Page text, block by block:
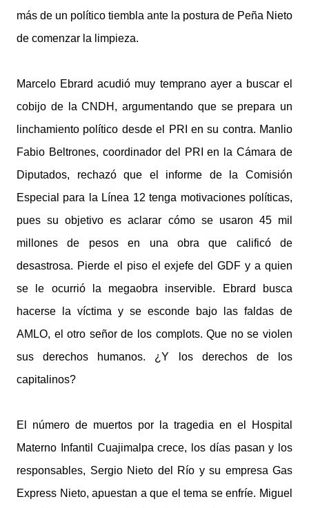
más de un político tiembla ante la postura de Peña Nieto
de comenzar la limpieza.
Marcelo Ebrard acudió muy temprano ayer a buscar el
cobijo de la CNDH, argumentando que se prepara un
linchamiento político desde el PRI en su contra. Manlio
Fabio Beltrones, coordinador del PRI en la Cámara de
Diputados, rechazó que el informe de la Comisión
Especial para la Línea 12 tenga motivaciones políticas,
pues su objetivo es aclarar cómo se usaron 45 mil
millones de pesos en una obra que calificó de
desastrosa. Pierde el piso el exjefe del GDF y a quien
se le ocurrió la megaobra inservible. Ebrard busca
hacerse la víctima y se esconde bajo las faldas de
AMLO, el otro señor de los complots. Que no se violen
sus derechos humanos. ¿Y los derechos de los
capitalinos?
El número de muertos por la tragedia en el Hospital
Materno Infantil Cuajimalpa crece, los días pasan y los
responsables, Sergio Nieto del Río y su empresa Gas
Express Nieto, apuestan a que el tema se enfríe. Miguel